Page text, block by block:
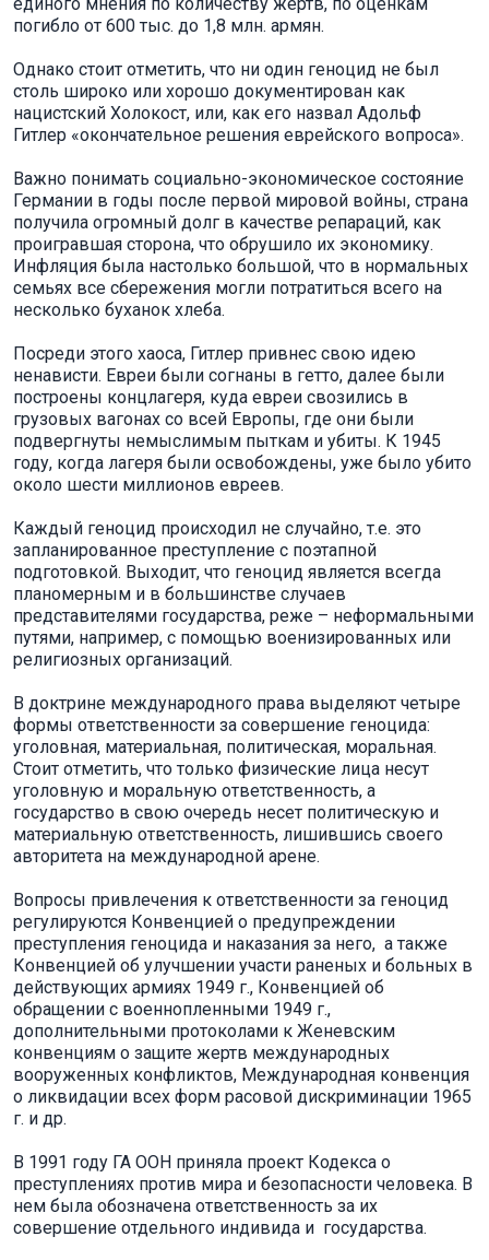
погибло от 600 тыс. до 1,8 млн. армян.
Однако стоит отметить, что ни один геноцид не был
столь широко или хорошо документирован как
нацистский Холокост, или, как его назвал Адольф
Гитлер «окончательное решения еврейского вопроса».
Важно понимать социально-экономическое состояние
Германии в годы после первой мировой войны, страна
получила огромный долг в качестве репараций, как
проигравшая сторона, что обрушило их экономику.
Инфляция была настолько большой, что в нормальных
семьях все сбережения могли потратиться всего на
несколько буханок хлеба.
Посреди этого хаоса, Гитлер привнес свою идею
ненависти. Евреи были согнаны в гетто, далее были
построены концлагеря, куда евреи свозились в
грузовых вагонах со всей Европы, где они были
подвергнуты немыслимым пыткам и убиты. К 1945
году, когда лагеря были освобождены, уже было убито
около шести миллионов евреев.
Каждый геноцид происходил не случайно, т.е. это
запланированное преступление с поэтапной
подготовкой. Выходит, что геноцид является всегда
планомерным и в большинстве случаев
представителями государства, реже – неформальными
путями, например, с помощью военизированных или
религиозных организаций.
В доктрине международного права выделяют четыре
формы ответственности за совершение геноцида:
уголовная, материальная, политическая, моральная.
Стоит отметить, что только физические лица несут
уголовную и моральную ответственность, а
государство в свою очередь несет политическую и
материальную ответственность, лишившись своего
авторитета на международной арене.
Вопросы привлечения к ответственности за геноцид
регулируются Конвенцией о предупреждении
преступления геноцида и наказания за него, а также
Конвенцией об улучшении участи раненых и больных в
действующих армиях 1949 г., Конвенцией об
обращении с военнопленными 1949 г.,
дополнительными протоколами к Женевским
конвенциям о защите жертв международных
вооруженных конфликтов, Международная конвенция
о ликвидации всех форм расовой дискриминации 1965
г. и др.
В 1991 году ГА ООН приняла проект Кодекса о
преступлениях против мира и безопасности человека. В
нем была обозначена ответственность за их
совершение отдельного индивида и государства.